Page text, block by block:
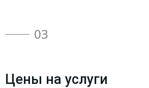
03
Цены на услуги